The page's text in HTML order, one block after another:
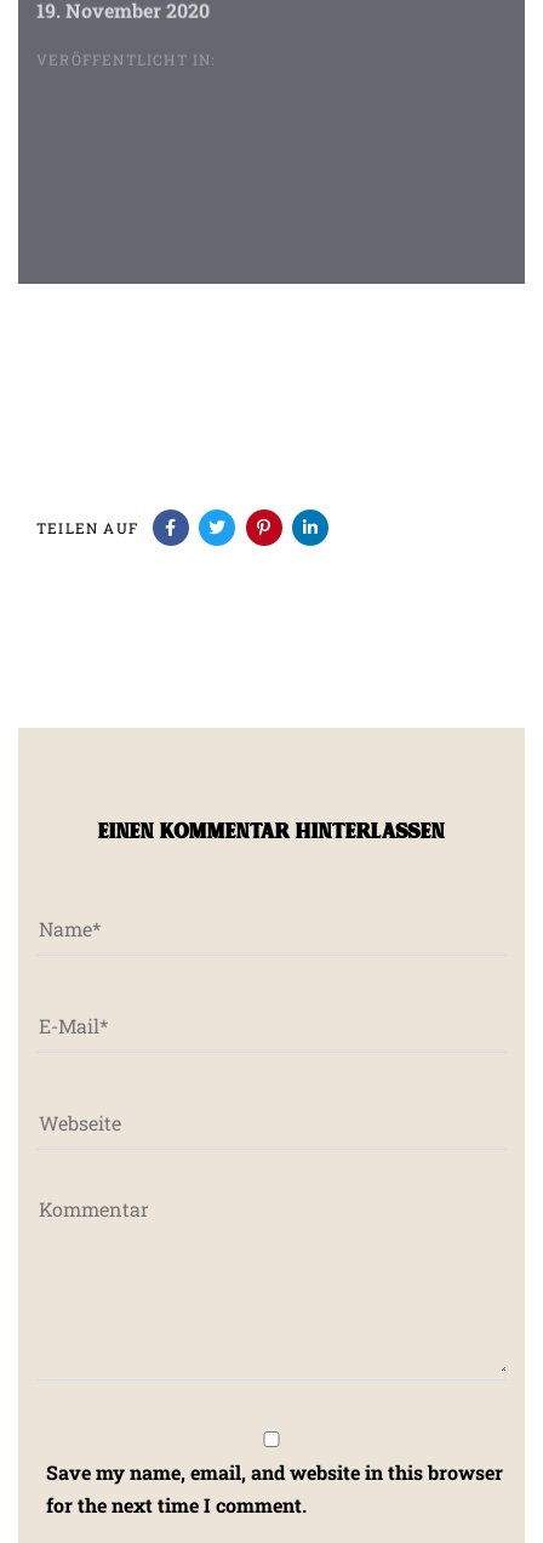
19. November 2020
VERÖFFENTLICHT IN:
TEILEN AUF
EINEN KOMMENTAR HINTERLASSEN
Save my name, email, and website in this browser
for the next time I comment.